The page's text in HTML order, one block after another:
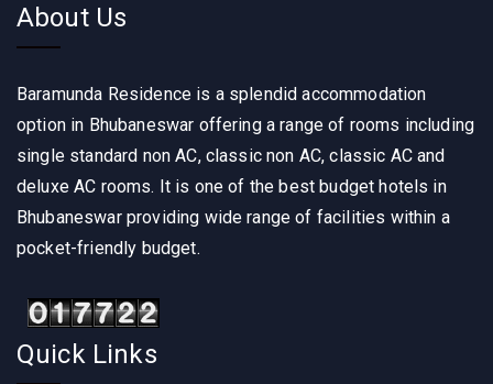
About Us
Baramunda Residence is a splendid accommodation
option in Bhubaneswar offering a range of rooms including
single standard non AC, classic non AC, classic AC and
deluxe AC rooms. It is one of the best budget hotels in
Bhubaneswar providing wide range of facilities within a
pocket-friendly budget.
Quick Links